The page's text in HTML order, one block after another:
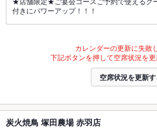
付きにパワーアップ！！！
カレンダーの更新に失敗
下記ボタンを押して空席状況を更
空席状況を更新
炭火焼鳥 塚田農場 赤羽店